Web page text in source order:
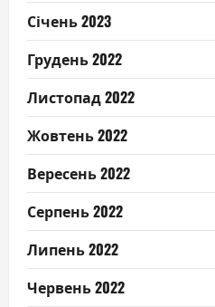
Січень 2023
Грудень 2022
Листопад 2022
Жовтень 2022
Вересень 2022
Серпень 2022
Липень 2022
Червень 2022